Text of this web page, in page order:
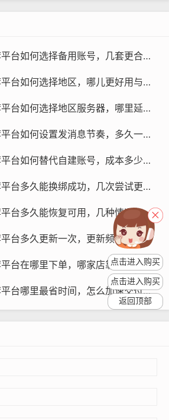
购买tg账号, 电报聊天账号购买,wdd
免使用不安全的支付方式,以免账号
纸飞机官网，使用购买的账号信息
确,将进入个人主页。
，查看账号的基本信息，如昵称、
,确保账号信息与购买时一致。
纸飞机账号购买推荐平台如何选择备用账号，几套更合适与怎么配置引导
纸飞机账号购买推荐平台如何选择地区，哪儿更好用与对比不同地区策略评测
纸飞机账号购买推荐平台如何选择地区服务器，哪里延迟低与怎么测评测教程
纸飞机账号购买推荐平台如何设置发消息节奏，多久一条合适与策略学习
纸飞机账号购买推荐平台如何替代自建账号，成本多少与多久见效策略对比
纸飞机账号购买推荐平台多久能换绑成功，几次尝试更稳与为何失败原因
纸飞机账号购买推荐平台多久能恢复可用，几种情况怎样处理与教程学习
纸飞机账号购买推荐平台多久更新一次，更新频率多少与为什么影响体验评测预测
纸飞机账号购买推荐平台在哪里下单，哪家店靠谱与多久发货教程使用提示
纸飞机账号购买推荐平台哪里最省时间，怎么加速交付与多久能开始用评测
点击进入购买
点击进入购买
返回顶部